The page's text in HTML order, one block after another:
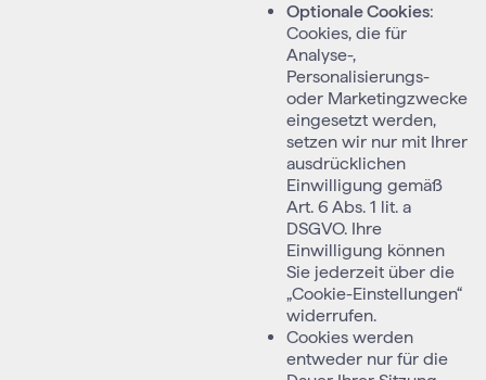
Optionale Cookies:
Cookies, die für
Analyse-,
Personalisierungs-
oder Marketingzwecke
eingesetzt werden,
setzen wir nur mit Ihrer
ausdrücklichen
Einwilligung gemäß
Art. 6 Abs. 1 lit. a
DSGVO. Ihre
Einwilligung können
Sie jederzeit über die
„Cookie-Einstellungen“
widerrufen.
Cookies werden
entweder nur für die